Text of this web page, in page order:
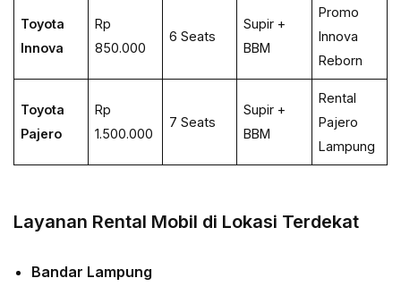
Toyota
Innova
Rp
850.000
6 Seats
Supir +
BBM
Promo
Innova
Reborn
Toyota
Pajero
Rp
1.500.000
7 Seats
Supir +
BBM
Rental
Pajero
Lampung
Layanan Rental Mobil di Lokasi Terdekat
Bandar Lampung